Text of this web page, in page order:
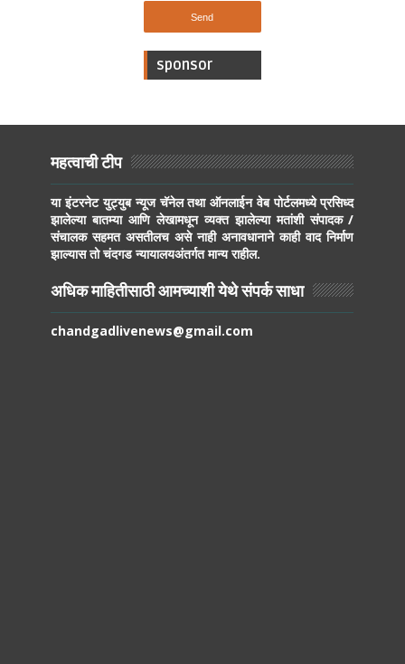
sponsor
महत्वाची टीप
या इंटरनेट युट्युब न्यूज चॅनेल तथा ऑनलाईन वेब पोर्टलमध्ये प्रसिध्द
झालेल्या बातम्या आणि लेखामधून व्यक्त झालेल्या मतांशी संपादक /
संचालक सहमत असतीलच असे नाही अनावधानाने काही वाद निर्माण
झाल्यास तो चंदगड न्यायालयअंतर्गत मान्य राहील.
अधिक माहितीसाठी आमच्याशी येथे संपर्क साधा
chandgadlivenews@gmail.com